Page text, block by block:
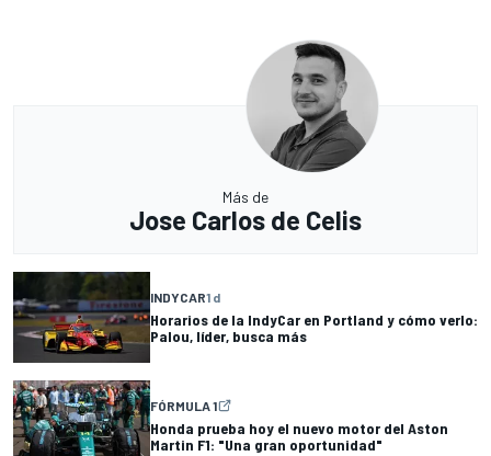
Más de
Jose Carlos de Celis
INDYCAR1 d
Horarios de la IndyCar en Portland y cómo verlo:
Palou, líder, busca más
FÓRMULA 1
Honda prueba hoy el nuevo motor del Aston
Martin F1: "Una gran oportunidad"